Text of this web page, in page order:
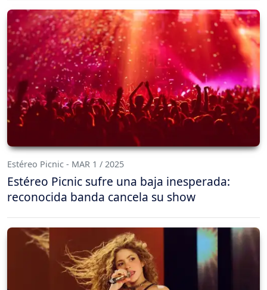
Estéreo Picnic - MAR 1 / 2025
Estéreo Picnic sufre una baja inesperada:
reconocida banda cancela su show